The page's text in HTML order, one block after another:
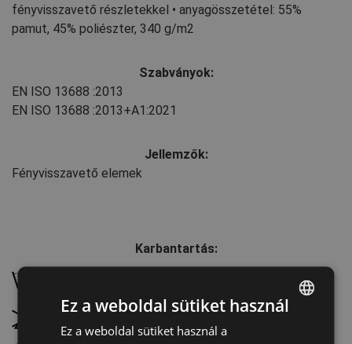
fényvisszavető részletekkel • anyagösszetétel: 55%
pamut, 45% poliészter, 340 g/m2
Szabványok:
EN ISO 13688 :2013
EN ISO 13688 :2013+A1:2021
Jellemzők:
Fényvisszavető elemek
Karbantartás:
Ez a weboldal sütiket használ
Ez a weboldal sütiket használ a